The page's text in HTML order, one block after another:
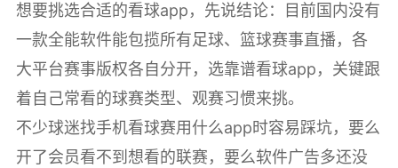
想要挑选合适的看球app，先说结论：目前国内没有
一款全能软件能包揽所有足球、篮球赛事直播，各
大平台赛事版权各自分开，选靠谱看球app，关键跟
着自己常看的球赛类型、观赛习惯来挑。
不少球迷找手机看球赛用什么app时容易踩坑，要么
开了会员看不到想看的联赛，要么软件广告多还没